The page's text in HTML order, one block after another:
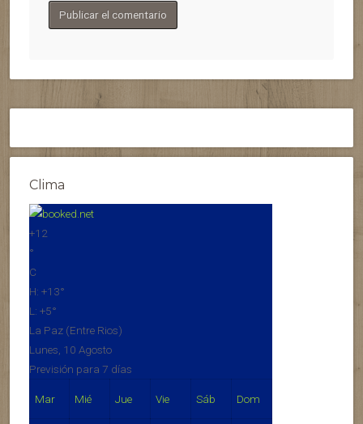
Clima
+12
°
C
H: +13°
L: +5°
La Paz (Entre Rios)
Lunes, 10 Agosto
Previsión para 7 días
Mar Mié Jue Vie Sáb Dom